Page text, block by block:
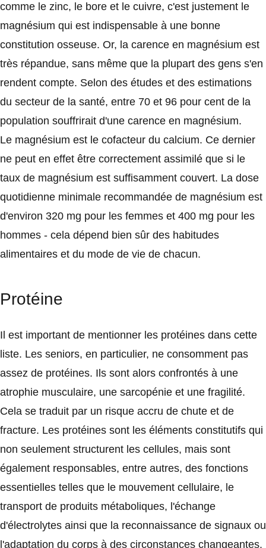
comme le zinc, le bore et le cuivre, c'est justement le
magnésium qui est indispensable à une bonne
constitution osseuse. Or, la carence en magnésium est
très répandue, sans même que la plupart des gens s'en
rendent compte. Selon des études et des estimations
du secteur de la santé, entre 70 et 96 pour cent de la
population souffrirait d'une carence en magnésium.
Le magnésium est le cofacteur du calcium. Ce dernier
ne peut en effet être correctement assimilé que si le
taux de magnésium est suffisamment couvert. La dose
quotidienne minimale recommandée de magnésium est
d'environ 320 mg pour les femmes et 400 mg pour les
hommes - cela dépend bien sûr des habitudes
alimentaires et du mode de vie de chacun.
Protéine
Il est important de mentionner les protéines dans cette
liste. Les seniors, en particulier, ne consomment pas
assez de protéines. Ils sont alors confrontés à une
atrophie musculaire, une sarcopénie et une fragilité.
Cela se traduit par un risque accru de chute et de
fracture. Les protéines sont les éléments constitutifs qui
non seulement structurent les cellules, mais sont
également responsables, entre autres, des fonctions
essentielles telles que le mouvement cellulaire, le
transport de produits métaboliques, l'échange
d'électrolytes ainsi que la reconnaissance de signaux ou
l'adaptation du corps à des circonstances changeantes.